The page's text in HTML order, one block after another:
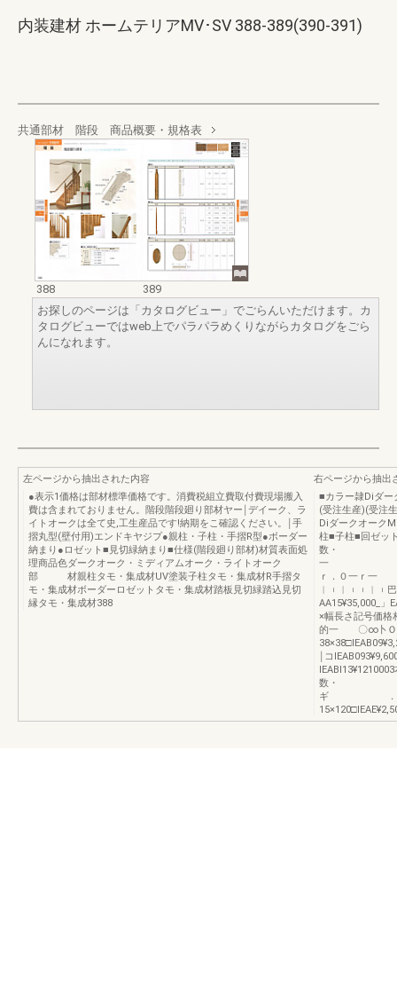
内装建材 ホームテリアMV･SV 388-389(390-391)
共通部材 階段 商品概要・規格表
388
389
お探しのページは「カタログビュー」でごらんいただけます。カ
タログビューではweb上でパラパラめくりながらカタログをごら
んになれます。
左ページから抽出された内容
●表示1価格は部材標準価格です。消費税組立費取付費現場搬入
費は含まれておりません。階段階段廻り部材ヤー￨デイーク、ラ
イトオークは全て史,工生産品です!納期をこ確認ください。￨手
摺丸型(壁付用)エンドキヤジプ●親柱・子柱・手摺R型●ボーダー
納まり●ロゼット■見切緑納まり■仕様(階段廻り部材)材質表面処
理商品色ダークオーク・ミディアムオーク・ライトオーク
部 材親柱タモ・集成材UV塗装子柱タモ・集成材R手摺タ
モ・集成材ボーダーロゼットタモ・集成材踏板見切緑踏込見切
縁タモ・集成材388
右ページから抽出
■カラー隷Diダー
(受注生産)(受注
Diダークオーク
柱■子柱■回ゼッ
数・ 〇〇
一 ・マ
ｒ．０一ｒ
︱︲︱︲︲︱︲
AA15¥35,000_」
×幅長さ記号価
的一 〇∞卜Ｏ
￨コ
数・
ギ ．蝉